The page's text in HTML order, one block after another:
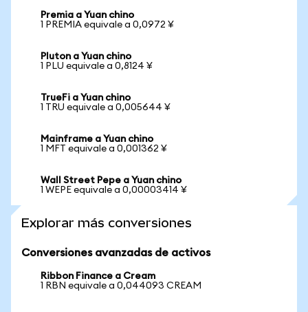
Premia a Yuan chino
1 PREMIA equivale a 0,0972 ¥
Pluton a Yuan chino
1 PLU equivale a 0,8124 ¥
TrueFi a Yuan chino
1 TRU equivale a 0,005644 ¥
Mainframe a Yuan chino
1 MFT equivale a 0,001362 ¥
Wall Street Pepe a Yuan chino
1 WEPE equivale a 0,00003414 ¥
Explorar más conversiones
Conversiones avanzadas de activos
Ribbon Finance a Cream
1 RBN equivale a 0,044093 CREAM